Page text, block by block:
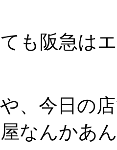
も阪急は
、今日の
なんかあ